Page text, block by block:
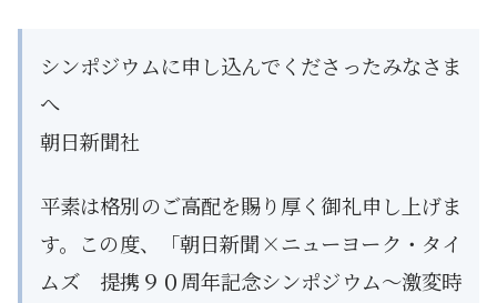
シンポジウムに申し込んでくださったみなさま
へ
朝日新聞社
平素は格別のご高配を賜り厚く御礼申し上げま
す。この度、「朝日新聞×ニューヨーク・タイ
ムズ 提携９０周年記念シンポジウム～激変時